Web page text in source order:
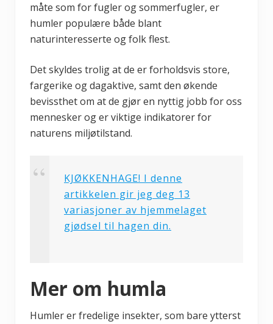
måte som for fugler og sommerfugler, er
humler populære både blant
naturinteresserte og folk flest.
Det skyldes trolig at de er forholdsvis store,
fargerike og dagaktive, samt den økende
bevissthet om at de gjør en nyttig jobb for oss
mennesker og er viktige indikatorer for
naturens miljøtilstand.
KJØKKENHAGE! I denne
artikkelen gir jeg deg 13
variasjoner av hjemmelaget
gjødsel til hagen din.
Mer om humla
Humler er fredelige insekter, som bare ytterst